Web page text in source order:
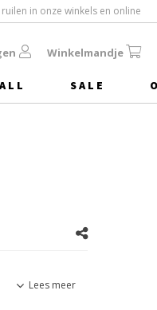
in onze winkels en online
Winkelmandje
SALE
Lees meer